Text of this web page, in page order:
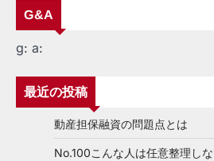
G&A
g: a:
最近の投稿
動産担保融資の問題点とは
No.100こんな人は任意整理し